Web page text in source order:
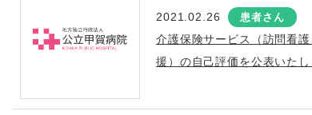
2021.02.26 患者さん
介護保険サービス（訪問看
援）の自己評価を公表いたし